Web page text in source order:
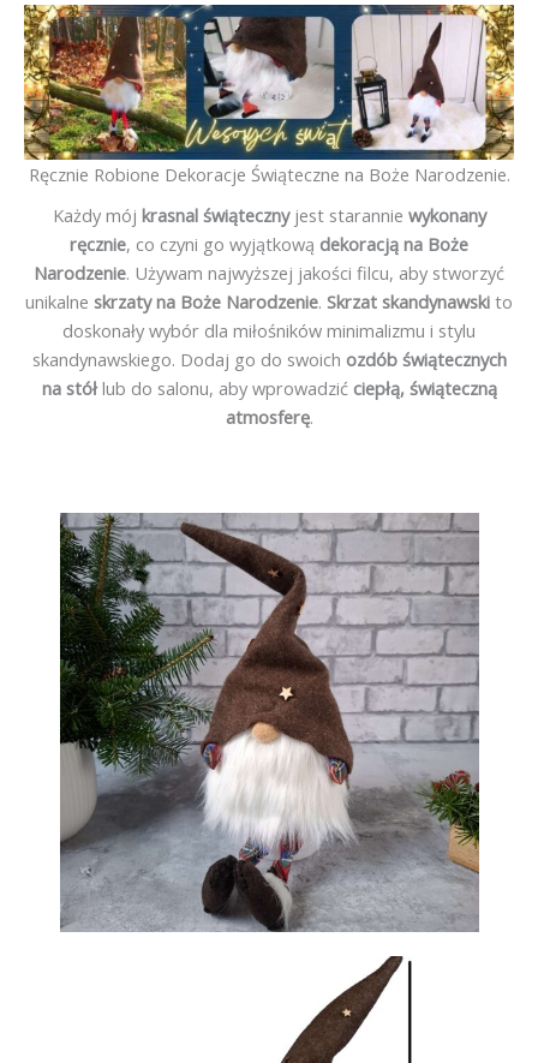
Ręcznie Robione Dekoracje Świąteczne na Boże Narodzenie.
Każdy mój krasnal świątecznyjest starannie wykonany
ręcznie, co czyni go wyjątkową dekoracją na Boże
Narodzenie. Używam najwyższej jakości filcu, aby stworzyć
unikalne skrzaty na Boże Narodzenie. Skrzat skandynawski to
doskonały wybór dla miłośników minimalizmu i stylu
skandynawskiego. Dodaj go do swoich ozdób świątecznych
na stółlub do salonu, aby wprowadzić ciepłą, świąteczną
atmosferę.